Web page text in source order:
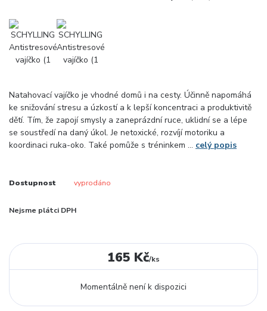
Natahovací vajíčko je vhodné domů i na cesty. Účinně napomáhá
ke snižování stresu a úzkostí a k lepší koncentraci a produktivitě
dětí. Tím, že zapojí smysly a zaneprázdní ruce, uklidní se a lépe
se soustředí na daný úkol. Je netoxické, rozvíjí motoriku a
koordinaci ruka-oko. Také pomůže s tréninkem ... celý popis
Dostupnost vyprodáno
Nejsme plátci DPH
165 Kč/ks
Momentálně není k dispozici